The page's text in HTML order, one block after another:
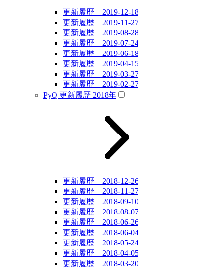
更新履歴 2019-12-18
更新履歴 2019-11-27
更新履歴 2019-08-28
更新履歴 2019-07-24
更新履歴 2019-06-18
更新履歴 2019-04-15
更新履歴 2019-03-27
更新履歴 2019-02-27
PyQ 更新履歴 2018年
更新履歴 2018-12-26
更新履歴 2018-11-27
更新履歴 2018-09-10
更新履歴 2018-08-07
更新履歴 2018-06-26
更新履歴 2018-06-04
更新履歴 2018-05-24
更新履歴 2018-04-05
更新履歴 2018-03-20